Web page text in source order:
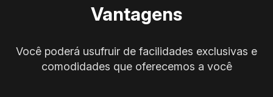
Vantagens
Você poderá usufruir de facilidades exclusivas e
comodidades que oferecemos a você